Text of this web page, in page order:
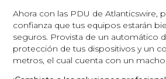
Ahora con las PDU de Atlanticswire,
confianza que tus equipos estarán
seguros. Provista de un automático
protección de tus dispositivos y un
metros, el cual cuenta con un macho